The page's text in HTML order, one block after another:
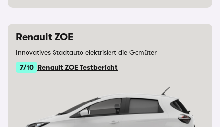
Renault ZOE
Innovatives Stadtauto elektrisiert die Gemüter
7/10 Renault ZOE Testbericht